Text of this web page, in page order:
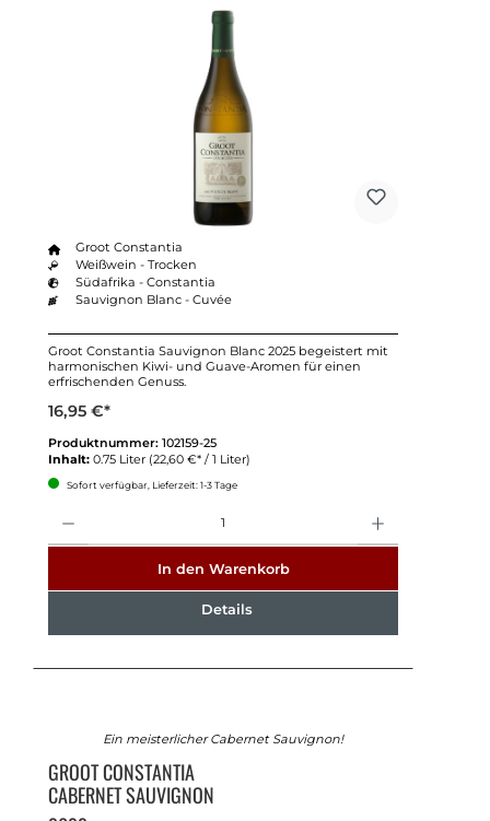
Groot Constantia
Weißwein - Trocken
Südafrika - Constantia
Sauvignon Blanc - Cuvée
Groot Constantia Sauvignon Blanc 2025 begeistert mit
harmonischen Kiwi- und Guave-Aromen für einen
erfrischenden Genuss.
16,95 €*
Produktnummer: 102159-25
Inhalt: 0.75 Liter (22,60 €* / 1 Liter)
Sofort verfügbar, Lieferzeit: 1-3 Tage
In den Warenkorb
Details
Ein meisterlicher Cabernet Sauvignon!
GROOT CONSTANTIA
CABERNET SAUVIGNON